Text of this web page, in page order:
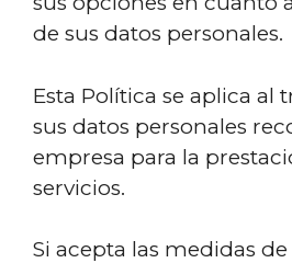
de sus datos personales.
Esta Política se aplica al
sus datos personales
empresa para la
servicios.
Si acepta las medidas